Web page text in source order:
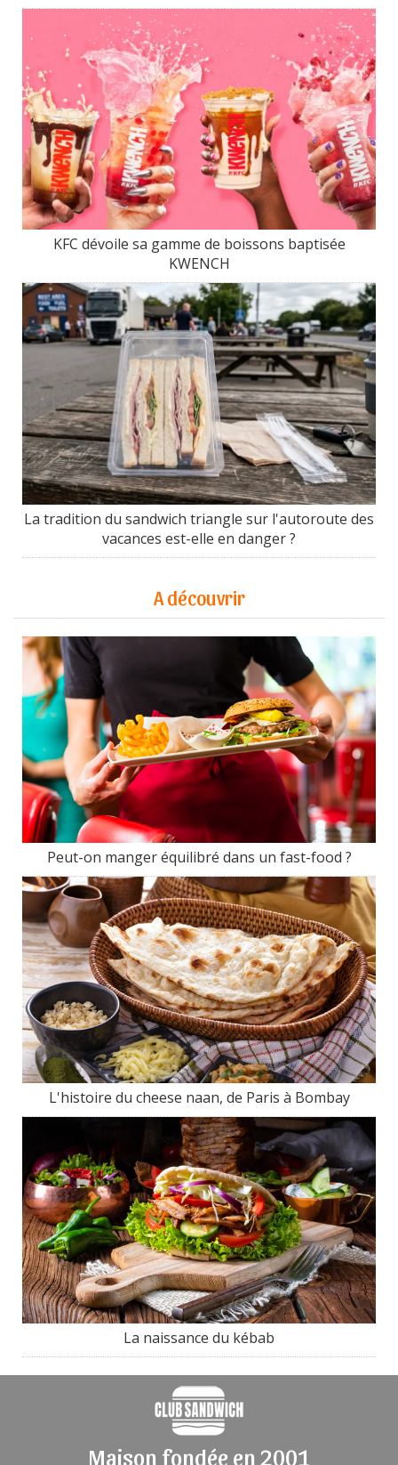
KFC dévoile sa gamme de boissons baptisée
KWENCH
La tradition du sandwich triangle sur l'autoroute des
vacances est-elle en danger ?
A découvrir
Peut-on manger équilibré dans un fast-food ?
L'histoire du cheese naan, de Paris à Bombay
La naissance du kébab
Maison fondée en 2001